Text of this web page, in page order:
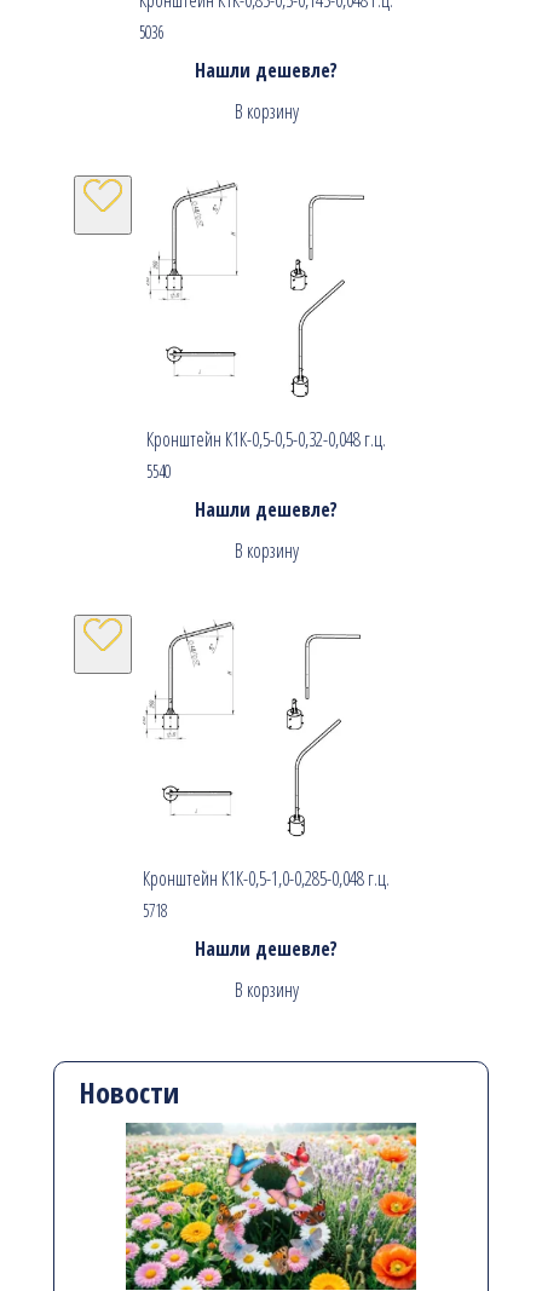
5036
Нашли дешевле?
В корзину
Кронштейн К1К-0,5-0,5-0,32-0,048 г.ц.
5540
Нашли дешевле?
В корзину
Кронштейн К1К-0,5-1,0-0,285-0,048 г.ц.
5718
Нашли дешевле?
В корзину
Новости